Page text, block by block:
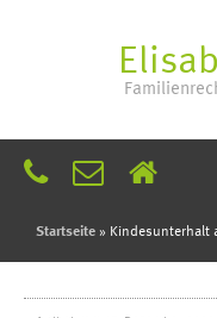
Startseite» Kindesunterhalt